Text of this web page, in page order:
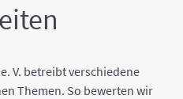
e. V. betreibt verschiedene
Themen. So bewerten wir